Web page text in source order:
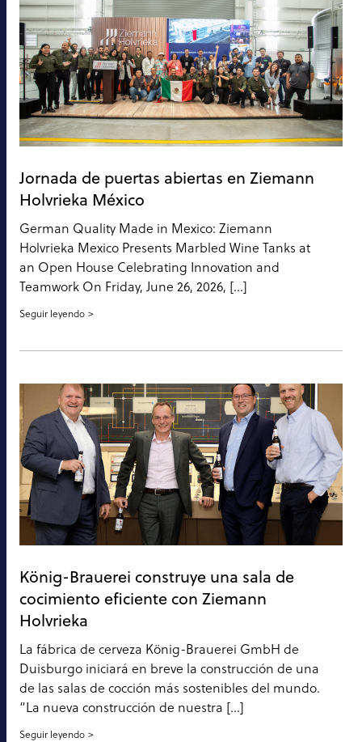
Jornada de puertas abiertas en Ziemann
Holvrieka México
German Quality Made in Mexico: Ziemann
Holvrieka Mexico Presents Marbled Wine Tanks at
an Open House Celebrating Innovation and
Teamwork On Friday, June 26, 2026, […]
Seguir leyendo
König-Brauerei construye una sala de
cocimiento eficiente con Ziemann
Holvrieka
La fábrica de cerveza König-Brauerei GmbH de
Duisburgo iniciará en breve la construcción de una
de las salas de cocción más sostenibles del mundo.
“La nueva construcción de nuestra [...]
Seguir leyendo